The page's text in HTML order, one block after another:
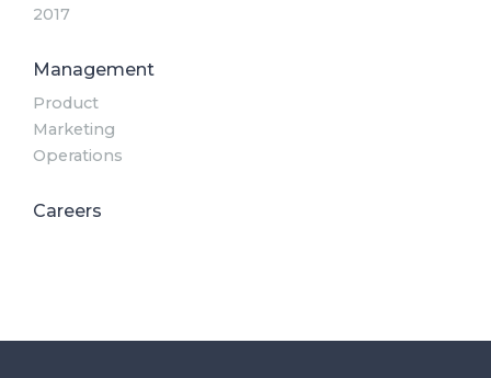
2017
Management
Product
Marketing
Operations
Careers